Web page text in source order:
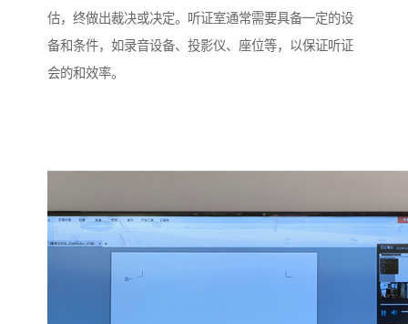
估，终做出裁决或决定。听证室通常需要具备一定的设
备和条件，如录音设备、投影仪、座位等，以保证听证
会的和效率。